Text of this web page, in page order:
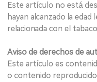
Este artículo no está
hayan alcanzado la
relacionada con el
Aviso de derechos de
Este artículo es
o contenido